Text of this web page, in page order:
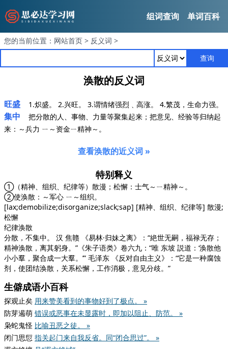
组词查询 单词百科
您的当前位置： 网站首页 > 反义词 >
查询
涣散的反义词
旺盛 1.炽盛。 2.兴旺。 3.谓情绪强烈﹑高涨。 4.繁茂，生命力强。
集中
把分散的人、事物、力量等聚集起来；把意见、经验等归纳起
来：～兵力 ㄧ～资金ㄧ精神～。
查看涣散的近义词 »
特别释义
①（精神、组织、纪律等）散漫；松懈：士气～ㄧ精神～。
②使涣散：～军心 ㄧ～组织。
[lax;demobilize;disorganize;slack;sap] [精神、组织、纪律等] 散漫;
松懈
纪律涣散
分散，不集中。 汉 焦赣
《易林·归妹之离》
：“絶世无嗣，福禄无存；
精神涣散，离其躬身。” 《朱子语类》 卷六九：“唯 东坡 説道：‘涣散他
小小羣，聚合成一大羣。’” 毛泽东
《反对自由主义》
：“它是一种腐蚀
剂，使团结涣散，关系松懈，工作消极，意见分歧。”
生僻成语小百科
探观止矣 用来赞美看到的事物好到了极点。 »
防芽遏萌 错误或恶事在未显露时，即加以阻止、防范。 »
枭蛇鬼怪 比喻丑恶之徒。 »
闭门思愆 指关起门来自我反省。同“闭合思过”。 »